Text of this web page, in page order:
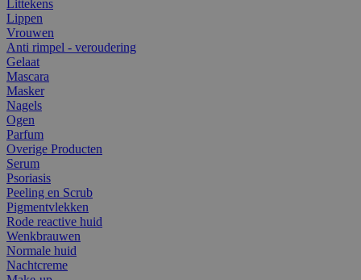
Littekens
Lippen
Vrouwen
Anti rimpel - veroudering
Gelaat
Mascara
Masker
Nagels
Ogen
Parfum
Overige Producten
Serum
Psoriasis
Peeling en Scrub
Pigmentvlekken
Rode reactive huid
Wenkbrauwen
Normale huid
Nachtcreme